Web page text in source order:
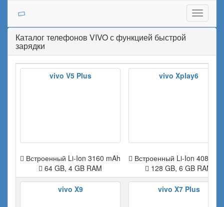
Toggle
Каталог телефонов VIVO с функцией быстрой
зарядки
vivo V5 Plus
Встроенный Li-Ion 3160 mAh
64 GB, 4 GB RAM
vivo Xplay6
Встроенный Li-Ion 4080
128 GB, 6 GB RAM
vivo X9 vivo X7 Plus